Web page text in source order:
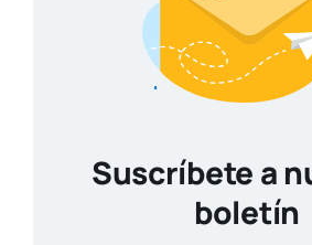
Suscríbete a
boletín